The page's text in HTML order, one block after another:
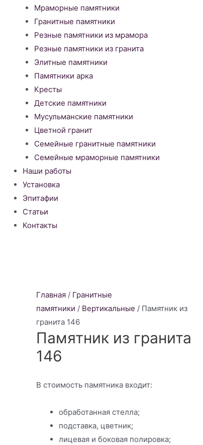
Мраморные памятники
Гранитные памятники
Резные памятники из мрамора
Резные памятники из гранита
Элитные памятники
Памятники арка
Кресты
Детские памятники
Мусульманские памятники
Цветной гранит
Семейные гранитные памятники
Семейные мраморные памятники
Наши работы
Установка
Эпитафии
Статьи
Контакты
Главная / Гранитные
памятники / Вертикальные / Памятник из
гранита 146
Памятник из гранита
146
В стоимость памятника входит:
обработанная стелла;
подставка, цветник;
лицевая и боковая полировка;